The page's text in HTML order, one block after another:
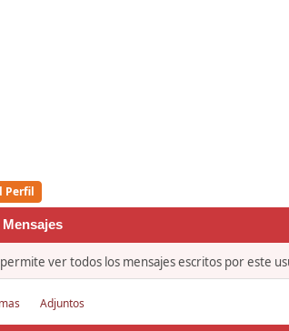
Perfil
ver todos los mensajes escritos por este
Adjuntos